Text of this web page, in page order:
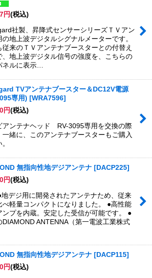
円(税込)
社製、昇降式センサーシリーズＴＶアン
の地上波デジタルシグナルメーターです。
従来のＴＶアンテナブースターとの付替え
、地上波デジタル信号の強度を、こちらの
ネルに表示…
TVアンテナブースター＆DC12V電源
専用) [WRA7596]
円(税込)
アンテナヘッド RV-3095専用を交換の際
一緒に、このアンテナブースターもご購入
無指向性地デジアンテナ [DACP225]
円(税込)
デジ用に開発されたアンテナため、従来
べ軽量コンパクトになりました。 ●高性能
ンプを内蔵。安定した受信が可能です。 ●
DIAMOND ANTENNA（第一電波工業株式
無指向性地デジアンテナ [DACP115]
円(税込)